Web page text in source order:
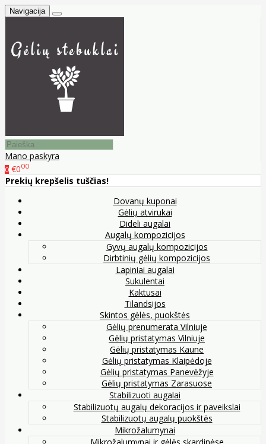
Navigacija
Mano paskyra
0 €000
Prekių krepšelis tuščias!
Dovanų kuponai
Gėlių atvirukai
Dideli augalai
Augalų kompozicijos
Gyvų augalų kompozicijos
Dirbtinių gėlių kompozicijos
Lapiniai augalai
Sukulentai
Kaktusai
Tilandsijos
Skintos gėlės, puokštės
Gėlių prenumerata Vilniuje
Gėlių pristatymas Vilniuje
Gėlių pristatymas Kaune
Gėlių pristatymas Klaipėdoje
Gėlių pristatymas Panevėžyje
Gėlių pristatymas Zarasuose
Stabilizuoti augalai
Stabilizuotų augalų dekoracijos ir paveikslai
Stabilizuotų augalų puokštės
Mikrožalumynai
Mikrožalumynai ir gėlės skardinėse